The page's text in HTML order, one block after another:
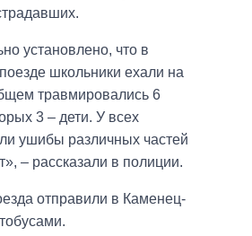
установлено, что в
школьники ехали на
травмировались 6
3 – дети. У всех
ушибы различных частей
– рассказали в полиции.
отправили в Каменец-